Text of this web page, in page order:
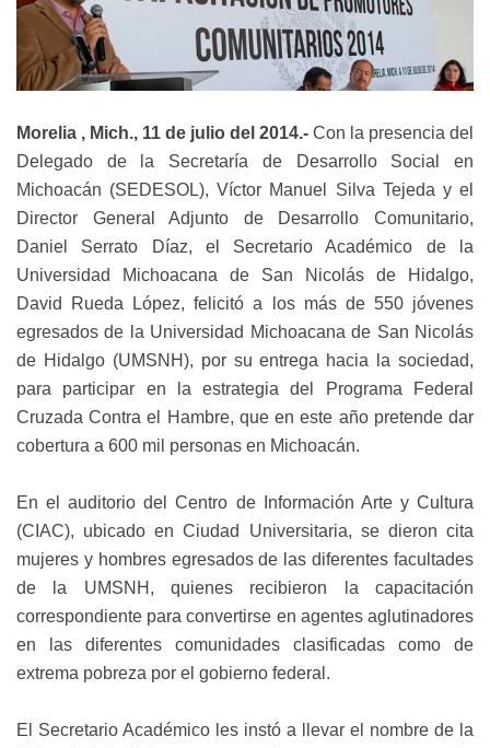
Morelia , Mich., 11 de julio del 2014.- Con la presencia del
Delegado de la Secretaría de Desarrollo Social en
Michoacán (SEDESOL), Víctor Manuel Silva Tejeda y el
Director General Adjunto de Desarrollo Comunitario,
Daniel Serrato Díaz, el Secretario Académico de la
Universidad Michoacana de San Nicolás de Hidalgo,
David Rueda López, felicitó a los más de 550 jóvenes
egresados de la Universidad Michoacana de San Nicolás
de Hidalgo (UMSNH), por su entrega hacia la sociedad,
para participar en la estrategia del Programa Federal
Cruzada Contra el Hambre, que en este año pretende dar
cobertura a 600 mil personas en Michoacán.
En el auditorio del Centro de Información Arte y Cultura
(CIAC), ubicado en Ciudad Universitaria, se dieron cita
mujeres y hombres egresados de las diferentes facultades
de la UMSNH, quienes recibieron la capacitación
correspondiente para convertirse en agentes aglutinadores
en las diferentes comunidades clasificadas como de
extrema pobreza por el gobierno federal.
El Secretario Académico les instó a llevar el nombre de la